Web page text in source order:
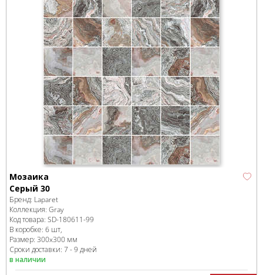
Мозаика
Серый 30
Бренд: Laparet
Коллекция: Gray
Код товара: SD-180611-99
В коробке: 6 шт,
Размер: 300x300 мм
Сроки доставки: 7 - 9 дней
в наличии